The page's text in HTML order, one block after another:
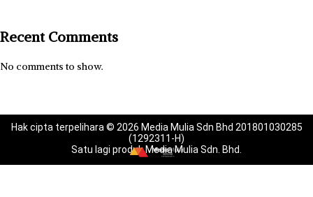
Recent Comments
No comments to show.
Hak cipta terpelihara © 2026 Media Mulia Sdn Bhd 201801030285
(1292311-H)
Satu lagi produk Media Mulia Sdn. Bhd.